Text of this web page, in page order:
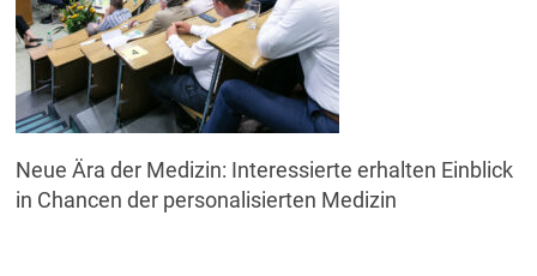
Neue Ära der Medizin: Interessierte erhalten Einblick
in Chancen der personalisierten Medizin